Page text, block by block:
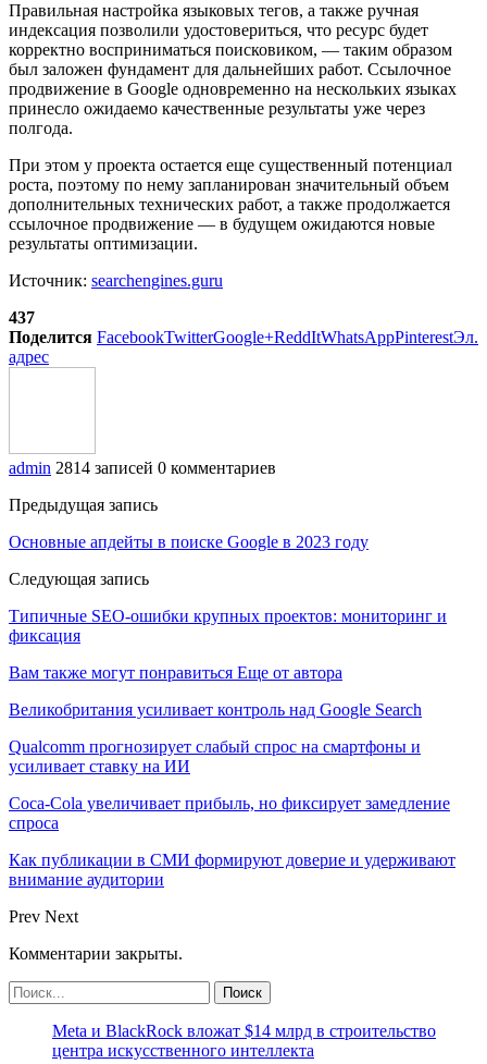
Правильная настройка языковых тегов, а также ручная
индексация позволили удостовериться, что ресурс будет
корректно восприниматься поисковиком, — таким образом
был заложен фундамент для дальнейших работ. Ссылочное
продвижение в Google одновременно на нескольких языках
принесло ожидаемо качественные результаты уже через
полгода.
При этом у проекта остается еще существенный потенциал
роста, поэтому по нему запланирован значительный объем
дополнительных технических работ, а также продолжается
ссылочное продвижение — в будущем ожидаются новые
результаты оптимизации.
Источник: searchengines.guru
437
Поделится FacebookTwitterGoogle+ReddItWhatsAppPinterestЭл.
адрес
admin 2814 записей 0 комментариев
Предыдущая запись
Основные апдейты в поиске Google в 2023 году
Следующая запись
Типичные SEO-ошибки крупных проектов: мониторинг и
фиксация
Вам также могут понравиться Еще от автора
Великобритания усиливает контроль над Google Search
Qualcomm прогнозирует слабый спрос на смартфоны и
усиливает ставку на ИИ
Coca-Cola увеличивает прибыль, но фиксирует замедление
спроса
Как публикации в СМИ формируют доверие и удерживают
внимание аудитории
Prev Next
Комментарии закрыты.
Meta и BlackRock вложат $14 млрд в строительство
центра искусственного интеллекта